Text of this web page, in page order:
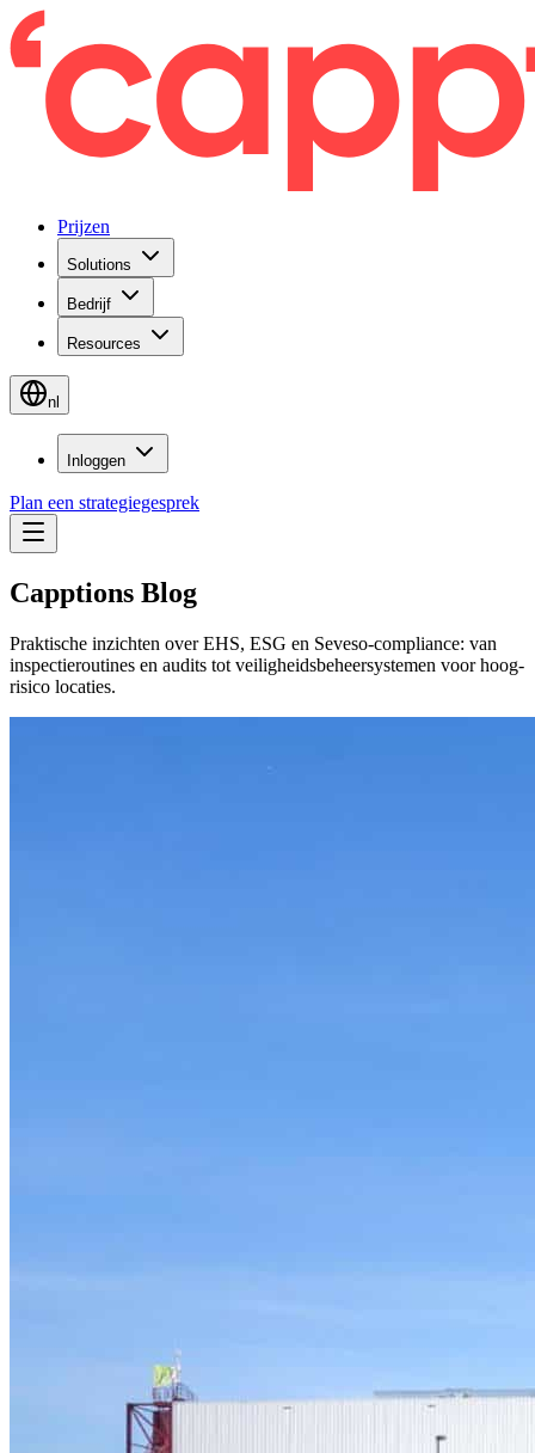
Prijzen
Solutions
Bedrijf
Resources
nl
Inloggen
Plan een strategiegesprek
Capptions Blog
Praktische inzichten over EHS, ESG en Seveso-compliance: van
inspectieroutines en audits tot veiligheidsbeheersystemen voor hoog-
risico locaties.